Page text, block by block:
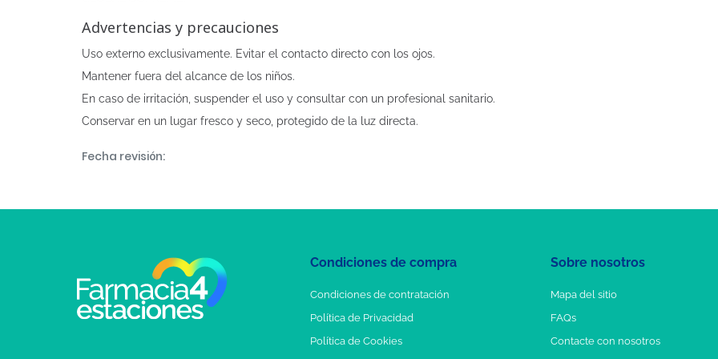
Advertencias y precauciones
Uso externo exclusivamente. Evitar el contacto directo con los ojos.
Mantener fuera del alcance de los niños.
En caso de irritación, suspender el uso y consultar con un profesional sanitario.
Conservar en un lugar fresco y seco, protegido de la luz directa.
Fecha revisión:
Condiciones de compra
Condiciones de contratación
Política de Privacidad
Política de Cookies
Sobre nosotros
Mapa del sitio
FAQs
Contacte con nosotros